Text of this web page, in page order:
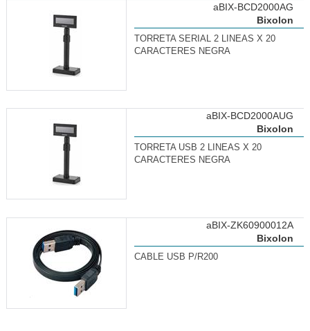
Bixolon
aBIX-BCD2000AG
TORRETA SERIAL 2 LINEAS X 20
CARACTERES NEGRA
Bixolon
aBIX-BCD2000AUG
TORRETA USB 2 LINEAS X 20
CARACTERES NEGRA
Bixolon
aBIX-ZK60900012A
CABLE USB P/R200